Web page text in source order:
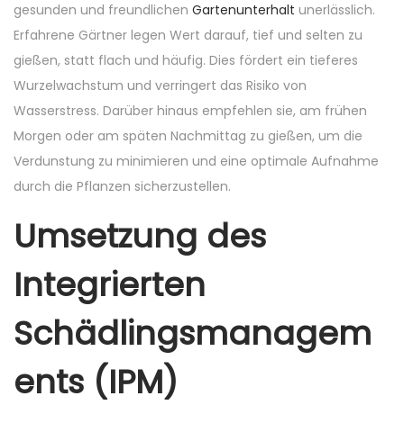
gesunden und freundlichen Gartenunterhalt unerlässlich.
Erfahrene Gärtner legen Wert darauf, tief und selten zu
gießen, statt flach und häufig. Dies fördert ein tieferes
Wurzelwachstum und verringert das Risiko von
Wasserstress. Darüber hinaus empfehlen sie, am frühen
Morgen oder am späten Nachmittag zu gießen, um die
Verdunstung zu minimieren und eine optimale Aufnahme
durch die Pflanzen sicherzustellen.
Umsetzung des
Integrierten
Schädlingsmanagem
ents (IPM)